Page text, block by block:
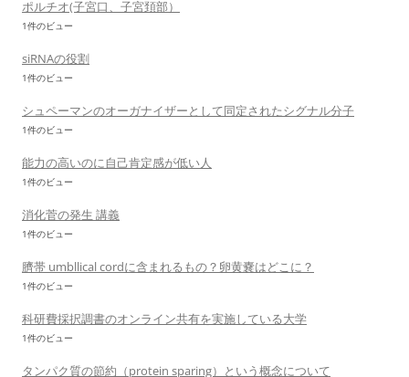
ポルチオ(子宮口、子宮頚部）
1件のビュー
siRNAの役割
1件のビュー
シュペーマンのオーガナイザーとして同定されたシグナル分子
1件のビュー
能力の高いのに自己肯定感が低い人
1件のビュー
消化菅の発生 講義
1件のビュー
臍帯 umbllical cordに含まれるもの？卵黄嚢はどこに？
1件のビュー
科研費採択調書のオンライン共有を実施している大学
1件のビュー
タンパク質の節約（protein sparing）という概念について